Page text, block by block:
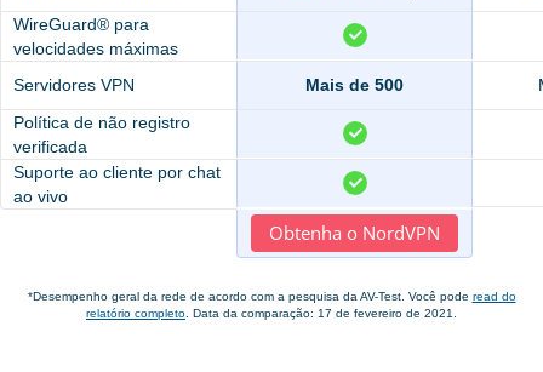
WireGuard® para
velocidades máximas
Servidores VPN
Mais de 500
Política de não registro
verificada
Suporte ao cliente por chat
ao vivo
Obtenha o NordVPN
*Desempenho geral da rede de acordo com a pesquisa da AV-Test. Você pode read do
relatório completo . Data da comparação: 17 de fevereiro de 2021.